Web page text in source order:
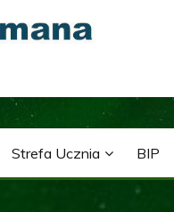
Strefa Ucznia BIP